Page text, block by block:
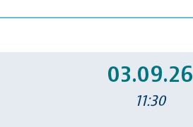
03.09.26
11:30